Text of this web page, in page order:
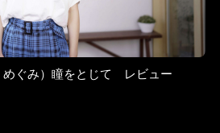
ぐみ）瞳をとじて レビュー